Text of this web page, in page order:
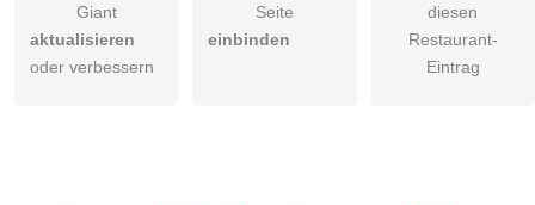
Giant
aktualisieren
oder verbessern
Seite
einbinden
diesen
Restaurant-
Eintrag